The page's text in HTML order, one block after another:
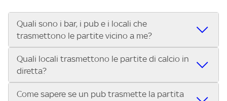
Quali sono i bar, i pub e i locali che
trasmettono le partite vicino a me?
Se cerchi un bar, pub, ristorante o locale vicino a te per
vedere le partite di Serie A ENILIVE, la Serie C Sky Wifi, la
UEFA Champions League, la UEFA Europa League, la UEFA
Conference League, il Tennis, la Formula 1®, la MotoGP™ e
Quali locali trasmettono le partite di calcio in
diretta?
Vuoi sapere quali bar, pub o ristoranti mostrano le partite
Come sapere se un pub trasmette la partita